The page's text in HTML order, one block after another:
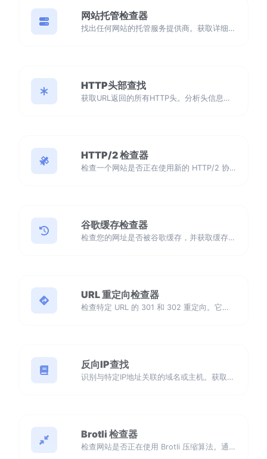
网站托管检查器
找出任何网站的托管服务提供商。获取详细信息，包括ISP、组织和地理位置。
HTTP头部查找
获取URL返回的所有HTTP头。分析头信息，如Server、Set-Cookie、Cache-Control、Content-Type等。
HTTP/2 检查器
检查一个网站是否正在使用新的 HTTP/2 协议。了解为什么迁移到 HTTPS 对充分利用 HTTP/2 至关重要。
谷歌缓存检查器
检查您的网址是否被谷歌缓存，并获取缓存日期。使用我们易于使用的工具监控您网站在谷歌索引中的存在。
URL 重定向检查器
检查特定 URL 的 301 和 302 重定向。它将检查最多 10 次重定向。通过跟踪最多 10 次重定向，确保最佳的 SEO 和用户体验。
反向IP查找
识别与特定IP地址关联的域名或主机。获取有关连接到任何给定IP的主机的详细信息。
Brotli 检查器
检查网站是否正在使用 Brotli 压缩算法。通过确认 Brotli 是否处于活动状态来提升网站性能。